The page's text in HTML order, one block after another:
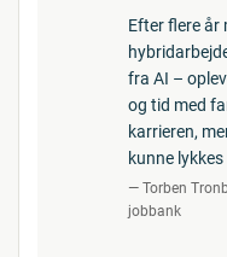
Efter flere år
fra AI –
og tid med
karrieren,
kunne
Torben
jobbank